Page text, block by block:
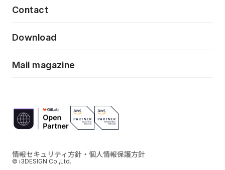
Event/Seminer
Contact
Download
Mail magazine
情報セキュリティ方針・個人情報保護方針
© i3DESIGN Co.,Ltd.